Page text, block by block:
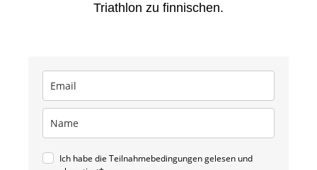
Triathlon zu finnischen.
Ich habe die Teilnahmebedingungen gelesen und